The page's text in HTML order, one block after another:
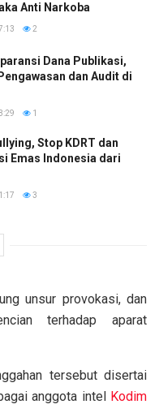
Anti Narkoba
2
Dana Publikasi,
dan Audit di
1
Stop KDRT dan
Emas Indonesia dari
3
unsur provokasi, dan
terhadap aparat
tersebut disertai
anggota intel Kodim